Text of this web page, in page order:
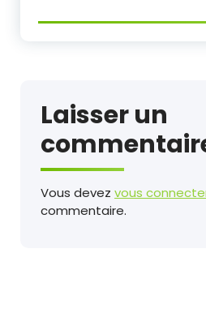
Laisser un
Vous devez vous
commentaire.